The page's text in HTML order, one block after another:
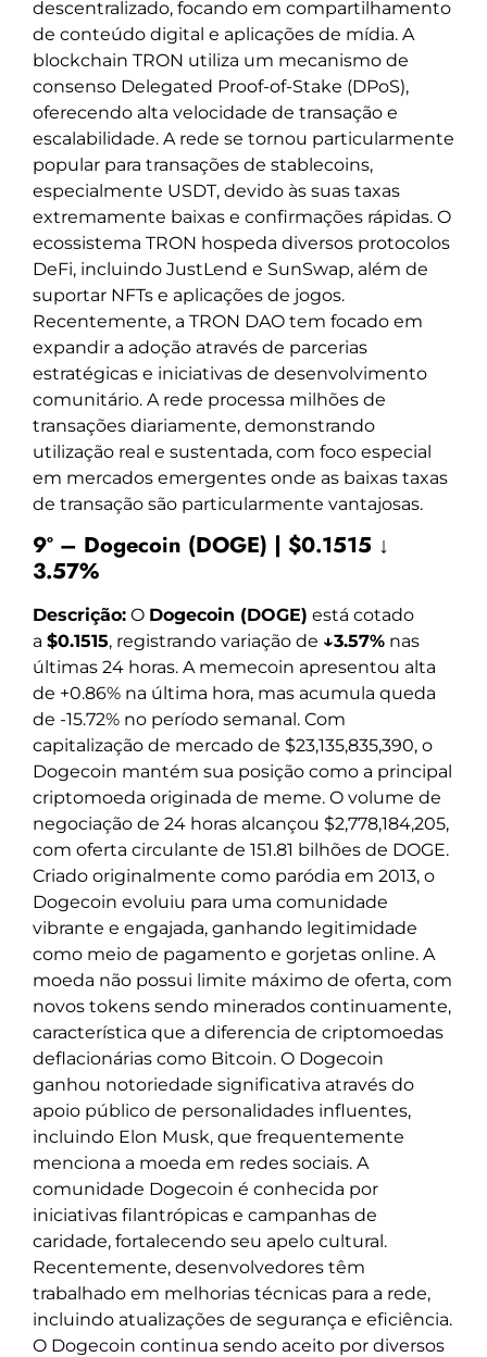
descentralizado, focando em compartilhamento
de conteúdo digital e aplicações de mídia. A
blockchain TRON utiliza um mecanismo de
consenso Delegated Proof-of-Stake (DPoS),
oferecendo alta velocidade de transação e
escalabilidade. A rede se tornou particularmente
popular para transações de stablecoins,
especialmente USDT, devido às suas taxas
extremamente baixas e confirmações rápidas. O
ecossistema TRON hospeda diversos protocolos
DeFi, incluindo JustLend e SunSwap, além de
suportar NFTs e aplicações de jogos.
Recentemente, a TRON DAO tem focado em
expandir a adoção através de parcerias
estratégicas e iniciativas de desenvolvimento
comunitário. A rede processa milhões de
transações diariamente, demonstrando
utilização real e sustentada, com foco especial
em mercados emergentes onde as baixas taxas
de transação são particularmente vantajosas.
9º – Dogecoin (DOGE) | $0.1515 ↓
3.57%
Descrição: O Dogecoin (DOGE) está cotado
a $0.1515, registrando variação de ↓3.57% nas
últimas 24 horas. A memecoin apresentou alta
de +0.86% na última hora, mas acumula queda
de -15.72% no período semanal. Com
capitalização de mercado de $23,135,835,390, o
Dogecoin mantém sua posição como a principal
criptomoeda originada de meme. O volume de
negociação de 24 horas alcançou $2,778,184,205,
com oferta circulante de 151.81 bilhões de DOGE.
Criado originalmente como paródia em 2013, o
Dogecoin evoluiu para uma comunidade
vibrante e engajada, ganhando legitimidade
como meio de pagamento e gorjetas online. A
moeda não possui limite máximo de oferta, com
novos tokens sendo minerados continuamente,
característica que a diferencia de criptomoedas
deflacionárias como Bitcoin. O Dogecoin
ganhou notoriedade significativa através do
apoio público de personalidades influentes,
incluindo Elon Musk, que frequentemente
menciona a moeda em redes sociais. A
comunidade Dogecoin é conhecida por
iniciativas filantrópicas e campanhas de
caridade, fortalecendo seu apelo cultural.
Recentemente, desenvolvedores têm
trabalhado em melhorias técnicas para a rede,
incluindo atualizações de segurança e eficiência.
O Dogecoin continua sendo aceito por diversos